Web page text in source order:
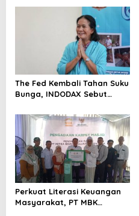
Blockchain
The Fed Kembali Tahan Suku
Bunga, INDODAX Sebut
Sentimen Pasar
Perkuat Literasi Keuangan
Masyarakat, PT MBK